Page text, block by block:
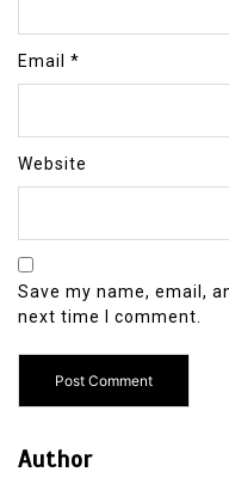
Email *
Website
Save my name, email,
next time I comment.
Author